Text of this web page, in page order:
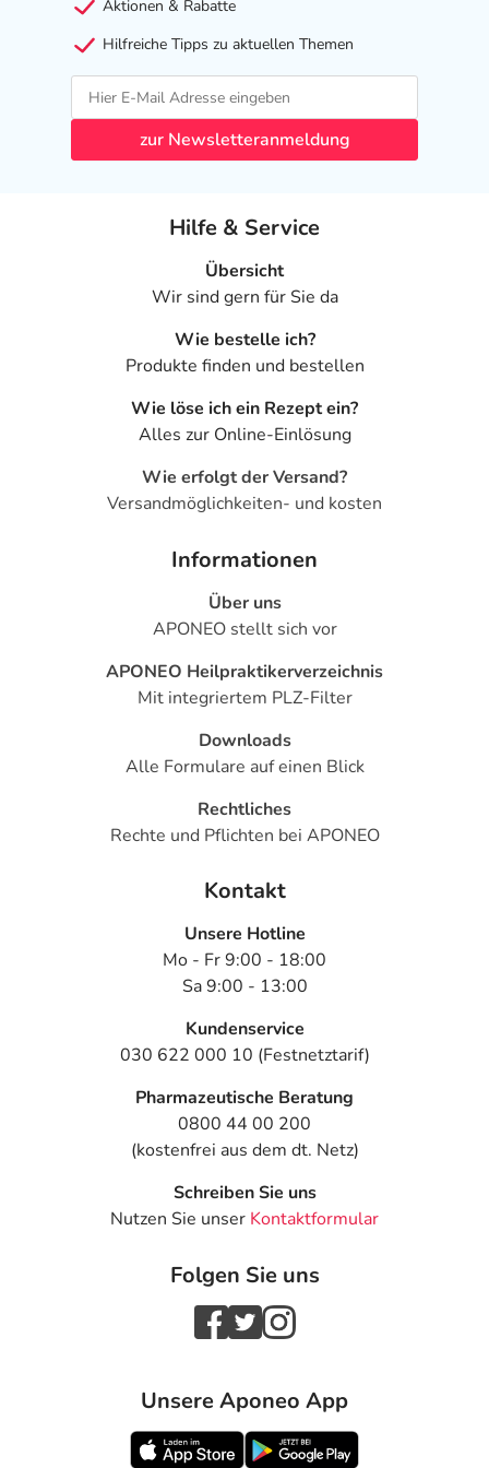
Anwendungsgebieten eingesetzt werden. Fragen Sie
hierzu Ihren Arzt oder Apotheker.
Was ist mit Schwangerschaft und Stillzeit?
- Schwangerschaft: Wenden Sie sich an Ihren Arzt. Es
spielen verschiedene Überlegungen eine Rolle, ob und
- Stillzeit: Wenden Sie sich an Ihren Arzt oder Apotheker.
Er wird Ihre besondere Ausgangslage prüfen und Sie
entsprechend beraten, ob und wie Sie mit dem Stillen
weitermachen können.
Ist Ihnen das Arzneimittel trotz einer Gegenanzeige
Apotheker. Der therapeutische Nutzen kann höher sein,
als das Risiko, das die Anwendung bei einer
Gegenanzeige in sich birgt.
Nebenwirkungen
Welche unerwünschten Wirkungen können auftreten?
- Magen-Darm-Beschwerden, wie:
- Appetitlosigkeit
- Gewichtszunahme
- Kopfschmerzen
- Schläfrigkeit
- Unwillkürliche Bewegungen, wie:
- Flatterndes Muskelzittern
- Bewegungsstörungen
- Sehstörungen, wie:
- Doppeltsehen
- Störung der Nah- und Ferneinstellung des Auges
(Akkommodation)
- Überempfindlichkeitsreaktionen der Haut, wie:
- Haarwuchs, verstärkter
- Veränderung der Hautfarbe
Aktionen & Rabatte
Hilfreiche Tipps zu aktuellen Themen
zur Newsletteranmeldung
Hilfe & Service
Übersicht
Wir sind gern für Sie da
Wie bestelle ich?
Produkte finden und bestellen
Wie löse ich ein Rezept ein?
Alles zur Online-Einlösung
Wie erfolgt der Versand?
Versandmöglichkeiten- und kosten
Informationen
Über uns
APONEO stellt sich vor
APONEO Heilpraktikerverzeichnis
Mit integriertem PLZ-Filter
Downloads
Alle Formulare auf einen Blick
Rechtliches
Rechte und Pflichten bei APONEO
Kontakt
Unsere Hotline
Mo - Fr 9:00 - 18:00
Sa 9:00 - 13:00
Kundenservice
030 622 000 10 (Festnetztarif)
Pharmazeutische Beratung
0800 44 00 200
(kostenfrei aus dem dt. Netz)
Schreiben Sie uns
Nutzen Sie unser Kontaktformular
Folgen Sie uns
Unsere Aponeo App